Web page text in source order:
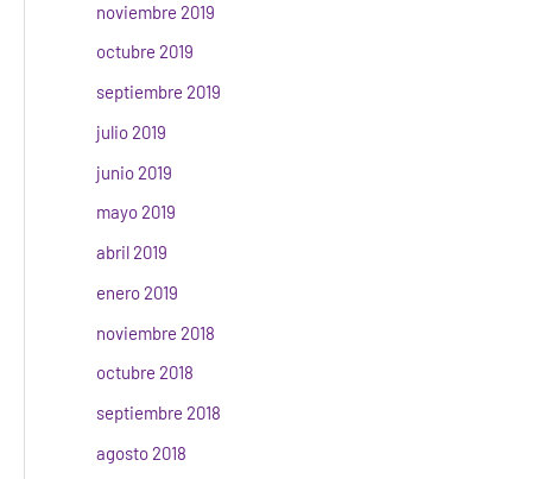
noviembre 2019
octubre 2019
septiembre 2019
julio 2019
junio 2019
mayo 2019
abril 2019
enero 2019
noviembre 2018
octubre 2018
septiembre 2018
agosto 2018